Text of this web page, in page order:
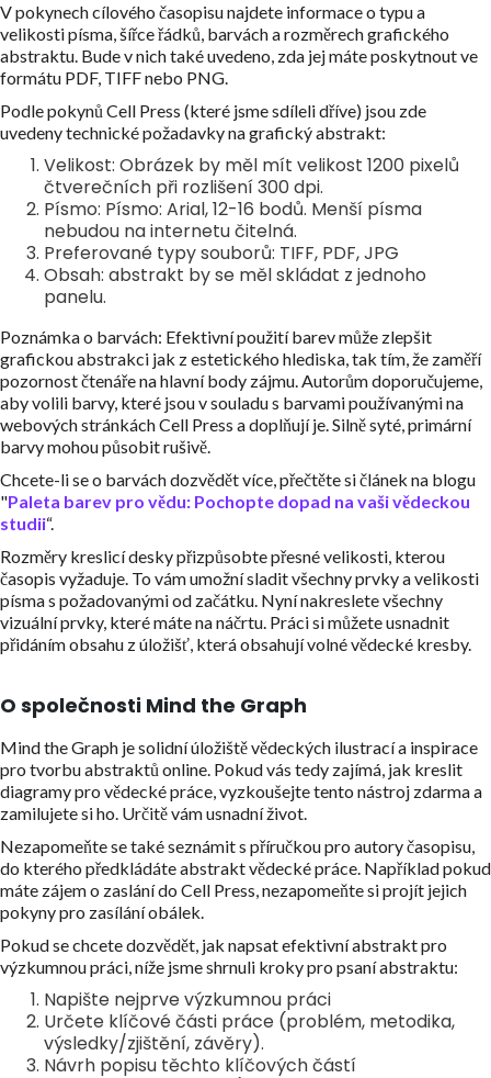
V pokynech cílového časopisu najdete informace o typu a
velikosti písma, šířce řádků, barvách a rozměrech grafického
abstraktu. Bude v nich také uvedeno, zda jej máte poskytnout ve
formátu PDF, TIFF nebo PNG.
Podle pokynů Cell Press (které jsme sdíleli dříve) jsou zde
uvedeny technické požadavky na grafický abstrakt:
Velikost: Obrázek by měl mít velikost 1200 pixelů
čtverečních při rozlišení 300 dpi.
Písmo: Písmo: Arial, 12-16 bodů. Menší písma
nebudou na internetu čitelná.
Preferované typy souborů: TIFF, PDF, JPG
Obsah: abstrakt by se měl skládat z jednoho
panelu.
Poznámka o barvách: Efektivní použití barev může zlepšit
grafickou abstrakci jak z estetického hlediska, tak tím, že zaměří
pozornost čtenáře na hlavní body zájmu. Autorům doporučujeme,
aby volili barvy, které jsou v souladu s barvami používanými na
webových stránkách Cell Press a doplňují je. Silně syté, primární
barvy mohou působit rušivě.
Chcete-li se o barvách dozvědět více, přečtěte si článek na blogu
"Paleta barev pro vědu: Pochopte dopad na vaši vědeckou
studii“.
Rozměry kreslicí desky přizpůsobte přesné velikosti, kterou
časopis vyžaduje. To vám umožní sladit všechny prvky a velikosti
písma s požadovanými od začátku. Nyní nakreslete všechny
vizuální prvky, které máte na náčrtu. Práci si můžete usnadnit
přidáním obsahu z úložišť, která obsahují volné vědecké kresby.
O společnosti Mind the Graph
Mind the Graph je solidní úložiště vědeckých ilustrací a inspirace
pro tvorbu abstraktů online. Pokud vás tedy zajímá, jak kreslit
diagramy pro vědecké práce, vyzkoušejte tento nástroj zdarma a
zamilujete si ho. Určitě vám usnadní život.
Nezapomeňte se také seznámit s příručkou pro autory časopisu,
do kterého předkládáte abstrakt vědecké práce. Například pokud
máte zájem o zaslání do Cell Press, nezapomeňte si projít jejich
pokyny pro zasílání obálek.
Pokud se chcete dozvědět, jak napsat efektivní abstrakt pro
výzkumnou práci, níže jsme shrnuli kroky pro psaní abstraktu:
Napište nejprve výzkumnou práci
Určete klíčové části práce (problém, metodika,
výsledky/zjištění, závěry).
Návrh popisu těchto klíčových částí